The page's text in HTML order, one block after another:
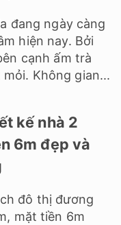
đang ngày càng
hiện nay. Bởi
cạnh ấm trà
Không gian...
kế nhà 2
6m đẹp và
đô thị đương
mặt tiền 6m